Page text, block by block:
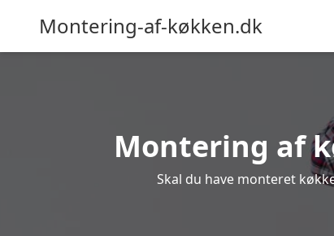
Montering-af-køkken.dk
Montering af
Skal du have monteret